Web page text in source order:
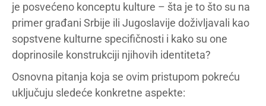
je posvećeno konceptu kulture – šta je to što su na
primer građani Srbije ili Jugoslavije doživljavali kao
sopstvene kulturne specifičnosti i kako su one
doprinosile konstrukciji njihovih identiteta?
Osnovna pitanja koja se ovim pristupom pokreću
uključuju sledeće konkretne aspekte: